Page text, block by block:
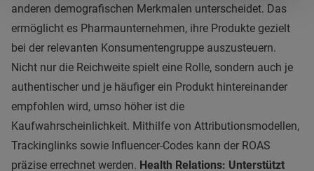
anderen demografischen Merkmalen unterscheidet. Das
ermöglicht es Pharmaunternehmen, ihre Produkte gezielt
bei der relevanten Konsumentengruppe auszusteuern.
Nicht nur die Reichweite spielt eine Rolle, sondern auch je
authentischer und je häufiger ein Produkt hintereinander
empfohlen wird, umso höher ist die
Kaufwahrscheinlichkeit. Mithilfe von Attributionsmodellen,
Trackinglinks sowie Influencer-Codes kann der ROAS
präzise errechnet werden. Health Relations: Unterstützt